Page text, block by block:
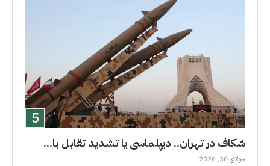
شکاف در تهران.. دیپلماسی یا تشدید تقابل با...
جولای 30, 2026